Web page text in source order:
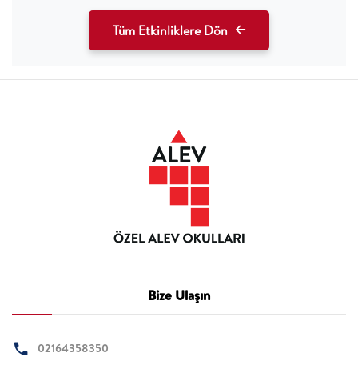
Tüm Etkinliklere Dön
Bize Ulaşın
02164358350